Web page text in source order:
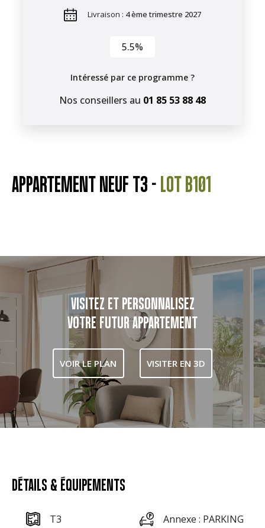
Livraison : 4 ème trimestre 2027
5.5%
Intéressé par ce programme ?
Nos conseillers au 01 85 53 88 48
APPARTEMENT NEUF T3 - LOT B101
VISITEZ ET PERSONNALISEZ
VOTRE FUTUR APPARTEMENT
VOIR LE PLAN VISITER EN 3D
DÉTAILS & ÉQUIPEMENTS
T3 Annexe : PARKING